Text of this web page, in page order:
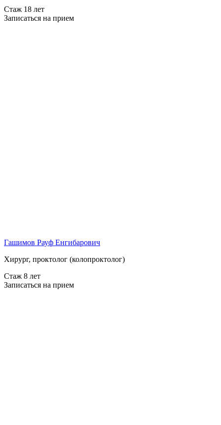
Стаж 18 лет
Записаться на прием
Гашимов Рауф Енгибарович
Хирург, проктолог (колопроктолог)
Стаж 8 лет
Записаться на прием